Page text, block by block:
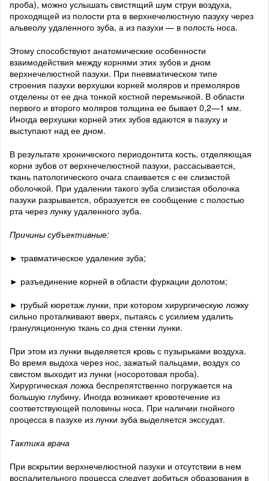
проба), можно услышать свистящий шум струи воздуха,
проходящей из полости рта в верхнечелюстную пазуху через
альвеолу удаленного зуба, а из пазухи — в полость носа.
Этому способствуют анатомические особенности
взаимодействия между корнями этих зубов и дном
верхнечелюстной пазухи. При пневматическом типе
строения пазухи верхушки корней моляров и премоляров
отделены от ее дна тонкой костной перемычкой. В области
первого и второго моляров толщина ее бывает 0,2—1 мм.
Иногда верхушки корней этих зубов вдаются в пазуху и
выступают над ее дном.
В результате хронического периодонтита кость, отделяющая
корни зубов от верхнечелюстной пазухи, рассасывается,
ткань патологического очага спаивается с ее слизистой
оболочкой. При удалении такого зуба слизистая оболочка
пазухи разрывается, образуется ее сообщение с полостью
рта через лунку удаленного зуба.
Причины субъективные:
► травматическое удаление зуба;
► разъединение корней в области фуркации долотом;
► грубый кюретаж лунки, при котором хирургическую ложку
сильно проталкивают вверх, пытаясь с усилием удалить
грануляционную ткань со дна стенки лунки.
При этом из лунки выделяется кровь с пузырьками воздуха.
Во время выдоха через нос, зажатый пальцами, воздух со
свистом выходит из лунки (носоротовая проба).
Хирургическая ложка беспрепятственно погружается на
большую глубину. Иногда возникает кровотечение из
соответствующей половины носа. При наличии гнойного
процесса в пазухе из лунки зуба выделяется экссудат.
Тактика врача
При вскрытии верхнечелюстной пазухи и отсутствии в нем
воспалительного процесса следует добиться образования в